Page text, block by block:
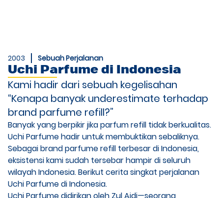
2003 Sebuah Perjalanan
Uchi Parfume di Indonesia
Kami hadir dari sebuah kegelisahan
“Kenapa banyak underestimate terhadap
brand parfume refill?”
Banyak yang berpikir jika parfum refill tidak berkualitas.
Uchi Parfume hadir untuk membuktikan sebaliknya.
Sebagai brand parfume refill terbesar di Indonesia,
eksistensi kami sudah tersebar hampir di seluruh
wilayah Indonesia. Berikut cerita singkat perjalanan
Uchi Parfume di Indonesia.